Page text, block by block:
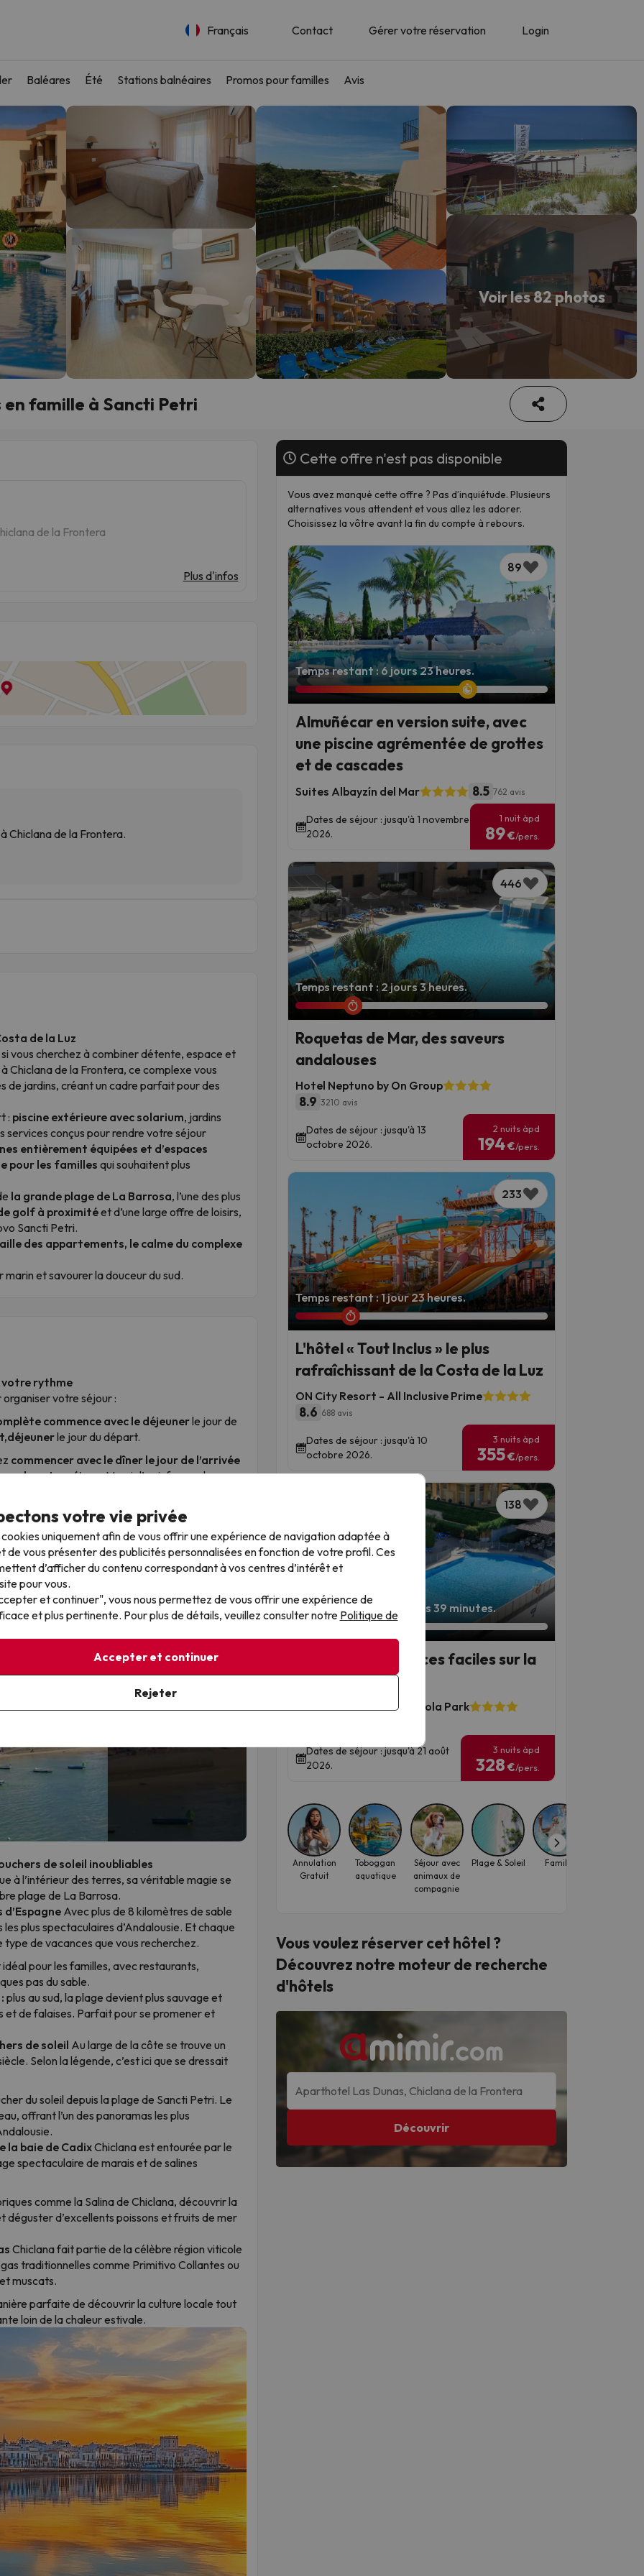
Français Contact Gérer votre réservation Login
Baléares Été Stations balnéaires Promos pour familles Avis
Voir les 82 photos
famille à Sancti Petri
de la Frontera
Plus d'infos
Chiclana de la Frontera.
de la Luz
vous cherchez à combiner détente, espace et
à Chiclana de la Frontera, ce complexe vous
de jardins, créant un cadre parfait pour des
: piscine extérieure avec solarium, jardins
services conçus pour rendre votre séjour
entièrement équipées et d’espaces
pour les familles qui souhaitent plus
la grande plage de La Barrosa, l’une des plus
golf à proximitéet d’une large offre de loisirs,
Sancti Petri.
des appartements, le calme du complexe
et savourer la douceur du sud.
votre rythme
votre séjour :
commence avec le déjeunerle jour de
le jour du départ.
commencer avec le dîner le jour de l’arrivée
de votre séjour. Merci d’en informer la
puisse être organisé.
novembre, ledernier service proposé sera
de soleil inoubliables
à l’intérieur des terres, sa véritable magie se
plage de La Barrosa.
d’Espagne Avec plus de 8 kilomètres de sable
plus spectaculaires d’Andalousie. Et chaque
de vacances que vous recherchez.
idéal pour les familles, avec restaurants,
pas du sable.
plus au sud, la plage devient plus sauvage et
et de falaises. Parfait pour se promener et
de soleil Au large de la côte se trouve un
Selon la légende, c’est ici que se dressait
du soleil depuis la plage de Sancti Petri. Le
offrant l’un des panoramas les plus
la baie de CadixChiclana est entourée par le
spectaculaire de marais et de salines
comme la Salina de Chiclana, découvrir la
déguster d’excellents poissons et fruits de mer
Chiclana fait partie de la célèbre région viticole
traditionnelles comme Primitivo Collantes ou
muscats.
parfaite de découvrir la culture locale tout
loin de la chaleur estivale.
Cette offre n'est pas disponible
Vous avez manqué cette offre ? Pas d’inquiétude. Plusieurs
alternatives vous attendent et vous allez les adorer.
Choisissez la vôtre avant la fin du compte à rebours.
89
Temps restant : 6 jours 23 heures.
Almuñécar en version suite, avec
une piscine agrémentée de grottes
et de cascades
Suites Albayzín del Mar 8.5 762 avis
Dates de séjour : jusqu'à 1 novembre
2026.
1 nuit àpd
89€/pers.
446
Temps restant : 2 jours 3 heures.
Roquetas de Mar, des saveurs
andalouses
Hotel Neptuno by On Group
8.9 3210 avis
Dates de séjour : jusqu'à 13
octobre 2026.
2 nuits àpd
194€/pers.
233
Temps restant : 1 jour 23 heures.
L'hôtel « Tout Inclus » le plus
rafraîchissant de la Costa de la Luz
ON City Resort - All Inclusive Prime
8.6 688 avis
Dates de séjour : jusqu'à 10
octobre 2026.
3 nuits àpd
355€/pers.
138
Temps restant : 10 heures 39 minutes.
Fuengirola, vacances faciles sur la
Costa del Sol
Hotel Monarque Fuengirola Park
Dates de séjour : jusqu'à 21 août
2026.
3 nuits àpd
328 €/pers.
Annulation
Gratuit
Toboggan
aquatique
Séjour avec
animaux de
compagnie
Plage & Soleil Famille
Vous voulez réserver cet hôtel ?
Découvrez notre moteur de recherche
d'hôtels
Découvrir
votre vie privée
cookies uniquement afin de vous offrir une expérience de navigation adaptée à
de vous présenter des publicités personnalisées en fonction de votre profil. Ces
d’afficher du contenu correspondant à vos centres d’intérêt et
pour vous.
et continuer", vous nous permettez de vous offrir une expérience de
et plus pertinente. Pour plus de détails, veuillez consulter notre Politique de
Accepter et continuer
Rejeter